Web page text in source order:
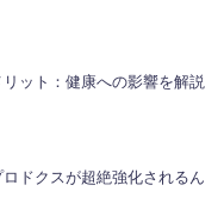
ット：健康への影響を解説
ドクスが超絶強化されるん